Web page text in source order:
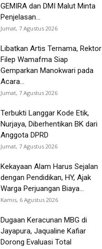
GEMIRA dan DMI Malut Minta
Penjelasan...
Jumat, 7 Agustus 2026
Libatkan Artis Ternama, Rektor
Filep Wamafma Siap
Gemparkan Manokwari pada
Acara...
Jumat, 7 Agustus 2026
Terbukti Langgar Kode Etik,
Nurjaya, Diberhentikan BK dari
Anggota DPRD
Jumat, 7 Agustus 2026
Kekayaan Alam Harus Sejalan
dengan Pendidikan, HY, Ajak
Warga Perjuangan Biaya...
Kamis, 6 Agustus 2026
Dugaan Keracunan MBG di
Jayapura, Jaqualine Kafiar
Dorong Evaluasi Total